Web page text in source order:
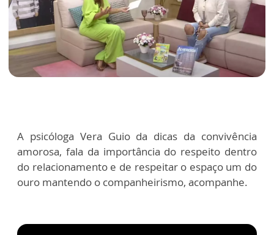
A psicóloga Vera Guio da dicas da convivência
amorosa, fala da importância do respeito dentro
do relacionamento e de respeitar o espaço um do
ouro mantendo o companheirismo, acompanhe.